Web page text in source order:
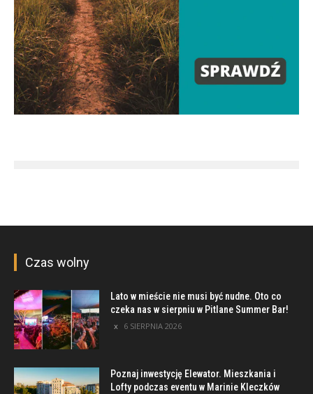
Czas wolny
Lato w mieście nie musi być nudne. Oto co
czeka nas w sierpniu w Pitlane Summer Bar!
6 SIERPNIA 2026
Poznaj inwestycję Elewator. Mieszkania i
Lofty podczas eventu w Marinie Kleczków